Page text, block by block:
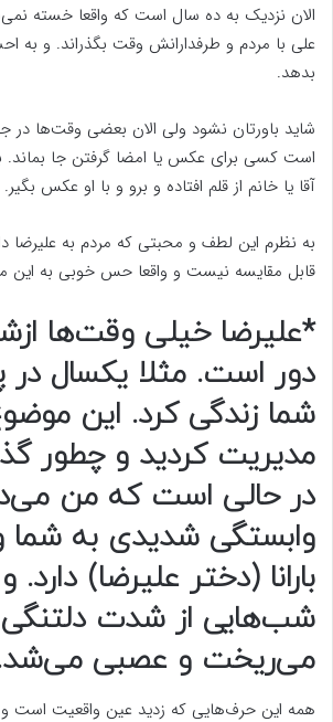
الان نزدیک به ده سال است که واقعا خسته
علی با مردم و طرفدارانش وقت بگذراند. و به
بدهد.
شاید باورتان نشود ولی الان بعضی وقت‌ها
است کسی برای عکس یا امضا گرفتن جا بماند.
آقا یا خانم از قلم افتاده و برو و با او عکس بگیر.
به نظرم این لطف و محبتی که مردم به علیرضا
قابل مقایسه نیست و واقعا حس خوبی به این
*علیرضا خیلی وقت‌ها
دور است. مثلا یکسال در
شما زندگی کرد. این
مدیریت کردید و چطور
در حالی است که من
وابستگی شدیدی به
بارانا (دختر علیرضا)
شب‌هایی از شدت
می‌ریخت و عصبی
همه این حرف‌هایی که زدید عین واقعیت است و